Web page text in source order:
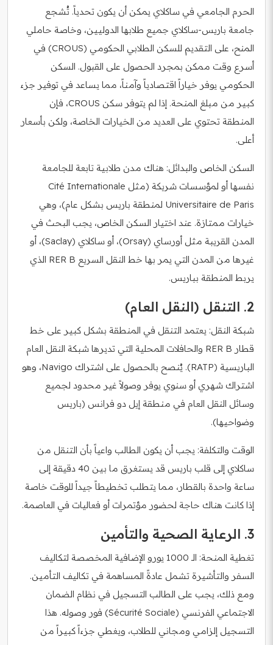
الحرم الجامعي في ساكلاي يمكن أن يكون تحدياً. تُشجع
جامعة باريس-ساكلاي جميع طلابها الدوليين، وخاصة حاملي
المنح، على التقديم للسكن الطلابي الحكومي (CROUS) في
أسرع وقت ممكن بمجرد الحصول على القبول. السكن
الحكومي يوفر خياراً اقتصادياً وآمناً، مما يساعد في توفير جزء
كبير من مبلغ المنحة. إذا لم يتوفر سكن CROUS، فإن
المنطقة تحتوي على العديد من الخيارات الخاصة، ولكن بأسعار
أعلى.
السكن الخاص والبدائل: هناك مدن طلابية تابعة للجامعة
نفسها أو لمؤسسات شريكة (مثل Cité Internationale
Universitaire de Paris لمنطقة باريس بشكل عام)، وهي
خيارات ممتازة. عند اختيار السكن الخاص، يجب البحث في
المدن القريبة مثل أورساي (Orsay)، أو ساكلاي (Saclay)، أو
غيرها من المدن التي يمر بها خط النقل السريع RER B الذي
يربط المنطقة بباريس.
2. التنقل (النقل العام)
شبكة النقل: يعتمد التنقل في المنطقة بشكل كبير على خط
قطار RER B والحافلات المحلية التي تديرها شبكة النقل العام
الباريسية (RATP). يُنصح بالحصول على اشتراك Navigo، وهو
اشتراك شهري أو سنوي يوفر وصولاً غير محدود لجميع
وسائل النقل العام في منطقة إيل دو فرانس (باريس
وضواحيها).
الوقت والتكلفة: يجب أن يكون الطالب واعياً بأن التنقل من
ساكلاي إلى قلب باريس قد يستغرق ما بين 40 دقيقة إلى
ساعة واحدة بالقطار، مما يتطلب تخطيطاً جيداً للوقت خاصة
إذا كانت هناك حاجة لحضور مؤتمرات أو فعاليات في العاصمة.
3. الرعاية الصحية والتأمين
تغطية المنحة: الـ 1000 يورو الإضافية المخصصة لتكاليف
السفر والتأشيرة تشمل عادةً المساهمة في تكاليف التأمين.
ومع ذلك، يجب على الطالب التسجيل في نظام الضمان
الاجتماعي الفرنسي (Sécurité Sociale) فور وصوله. هذا
التسجيل إلزامي ومجاني للطلاب، ويغطي جزءاً كبيراً من